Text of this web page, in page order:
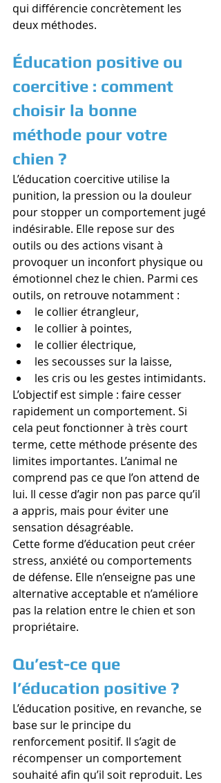
qui différencie concrètement les
deux méthodes.
Éducation positive ou
coercitive : comment
choisir la bonne
méthode pour votre
chien ?
L’éducation coercitive utilise la
punition, la pression ou la douleur
pour stopper un comportement jugé
indésirable. Elle repose sur des
outils ou des actions visant à
provoquer un inconfort physique ou
émotionnel chez le chien. Parmi ces
outils, on retrouve notamment :
le collier étrangleur,
le collier à pointes,
le collier électrique,
les secousses sur la laisse,
les cris ou les gestes intimidants.
L’objectif est simple : faire cesser
rapidement un comportement. Si
cela peut fonctionner à très court
terme, cette méthode présente des
limites importantes. L’animal ne
comprend pas ce que l’on attend de
lui. Il cesse d’agir non pas parce qu’il
a appris, mais pour éviter une
sensation désagréable.
Cette forme d’éducation peut créer
stress, anxiété ou comportements
de défense. Elle n’enseigne pas une
alternative acceptable et n’améliore
pas la relation entre le chien et son
propriétaire.
Qu’est-ce que
l’éducation positive ?
L’éducation positive, en revanche, se
base sur le principe du
renforcement positif. Il s’agit de
récompenser un comportement
souhaité afin qu’il soit reproduit. Les